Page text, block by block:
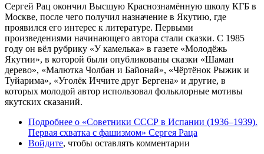
Сергей Рац окончил Высшую Краснознамённую школу КГБ в
Москве, после чего получил назначение в Якутию, где
проявился его интерес к литературе. Первыми
произведениями начинающего автора стали сказки. С 1985
году он вёл рубрику «У камелька» в газете «Молодёжь
Якутии», в которой были опубликованы сказки «Шаман
дерево», «Малютка Чолбан и Байонай», «Чёртёнок Рыжик и
Туйарима», «Уголёк Иччите друг Бергена» и другие, в
которых молодой автор использовал фольклорные мотивы
якутских сказаний.
Подробнее о «Советники СССР в Испании (1936–1939).
Первая схватка с фашизмом» Сергея Раца
Войдите, чтобы оставлять комментарии